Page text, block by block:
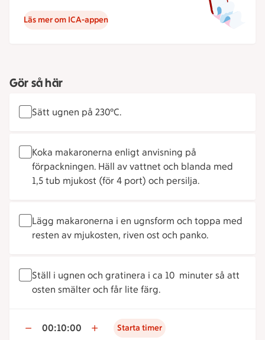
Läs mer om ICA-appen
Gör så här
Sätt ugnen på 230°C.
Koka makaronerna enligt anvisning på
förpackningen. Häll av vattnet och blanda med
1,5 tub mjukost (för 4 port) och persilja.
Lägg makaronerna i en ugnsform och toppa med
resten av mjukosten, riven ost och panko.
Ställ i ugnen och gratinera i ca 10 minuter så att
osten smälter och får lite färg.
00:10:00 Starta timer